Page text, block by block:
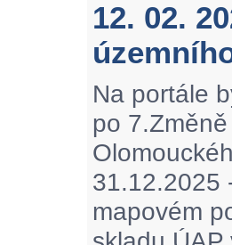
12. 02.
Na portále
po
31.12.2025
mapovém